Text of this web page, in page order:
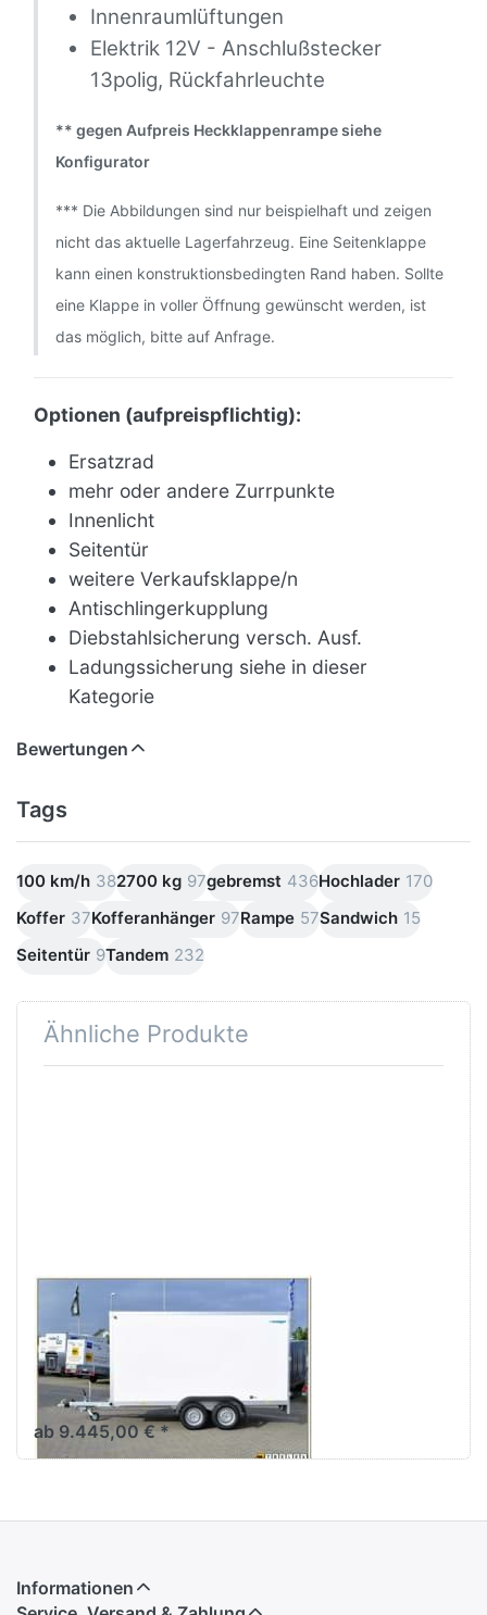
Innenraumlüftungen
Elektrik 12V - Anschlußstecker
13polig, Rückfahrleuchte
** gegen Aufpreis Heckklappenrampe siehe
Konfigurator
*** Die Abbildungen sind nur beispielhaft und zeigen
nicht das aktuelle Lagerfahrzeug. Eine Seitenklappe
kann einen konstruktionsbedingten Rand haben. Sollte
eine Klappe in voller Öffnung gewünscht werden, ist
das möglich, bitte auf Anfrage.
Optionen (aufpreispflichtig):
Ersatzrad
mehr oder andere Zurrpunkte
Innenlicht
Seitentür
weitere Verkaufsklappe/n
Antischlingerkupplung
Diebstahlsicherung versch. Ausf.
Ladungssicherung siehe in dieser
Kategorie
Bewertungen
Tags
100 km/h 382700 kg 97gebremst 436Hochlader 170
Koffer 37Kofferanhänger 97Rampe 57Sandwich 15
Seitentür 9Tandem 232
Ähnliche Produkte
WM MEYER
AZ 3540/185
S35
4m Tandem-Kofferanhänger
3,5 tonner
ab 9.445,00 € *
Informationen